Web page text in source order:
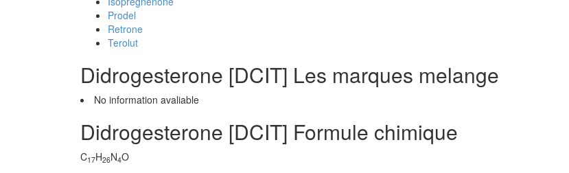
Prodel
Retrone
Terolut
Didrogesterone [DCIT] Les marques melange
No information avaliable
Didrogesterone [DCIT] Formule chimique
C17H26N4O